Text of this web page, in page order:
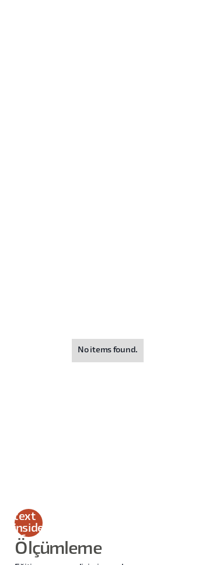
No items found.
text
inside
of a
div
Ölçümleme